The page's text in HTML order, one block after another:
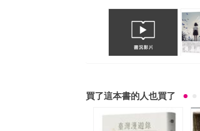
買了這本書的人也買了